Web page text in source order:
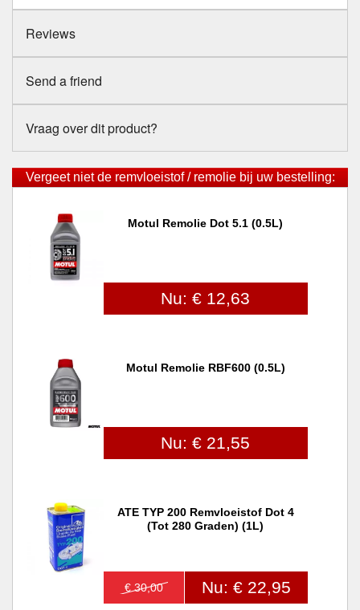
Reviews
Send a friend
Vraag over dit product?
Vergeet niet de remvloeistof / remolie bij uw bestelling:
Motul Remolie Dot 5.1 (0.5L)
Nu: € 12,63
Motul Remolie RBF600 (0.5L)
Nu: € 21,55
ATE TYP 200 Remvloeistof Dot 4
(tot 280 Graden) (1L)
€ 30,00 Nu: € 22,95